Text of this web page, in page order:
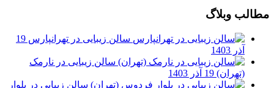
مطالب وبلاگ
سالن زیبایی در تهرانپارس 19
آذر 1403
سالن زیبایی در نارمک
(تهران) 19 آذر 1403
سالن زیبایی در بلوار